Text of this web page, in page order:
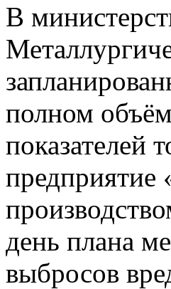
В
полном
показателей
предприятие
день плана
выбросов